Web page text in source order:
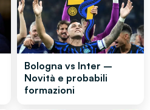
Bologna vs Inter –
Novità e probabili
formazioni